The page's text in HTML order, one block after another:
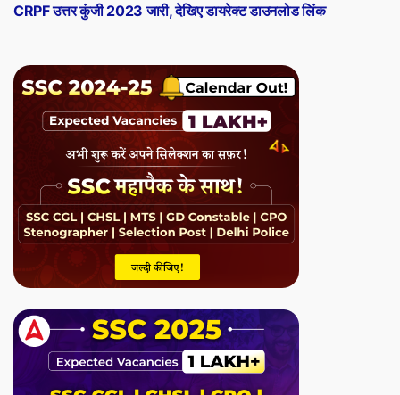
post:
CRPF उत्तर कुंजी 2023 जारी, देखिए डायरेक्ट डाउनलोड लिंक